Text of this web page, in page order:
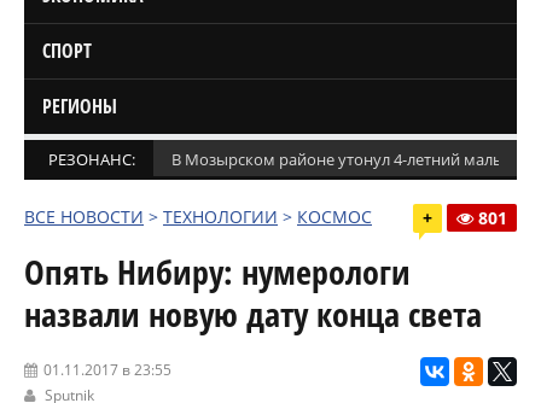
СПОРТ
РЕГИОНЫ
РЕЗОНАНС: В Мозырском районе утонул 4-летний мальчик
ВСЕ НОВОСТИ > ТЕХНОЛОГИИ > КОСМОС + 801
Опять Нибиру: нумерологи
назвали новую дату конца света
01.11.2017 в 23:55
Sputnik